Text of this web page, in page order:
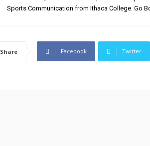
Sports Communication from Ithaca College. Go
Share Facebook Twitter